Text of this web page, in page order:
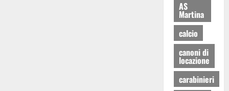
AS
Martina
calcio
canoni di
locazione
carabinieri